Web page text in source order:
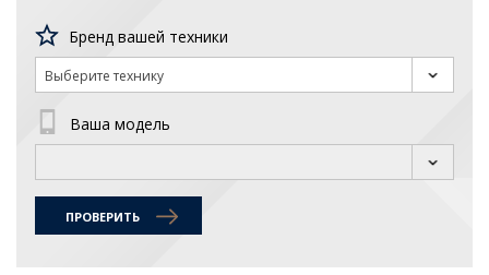
Бренд вашей техники
Выберите технику
Ваша модель
ПРОВЕРИТЬ